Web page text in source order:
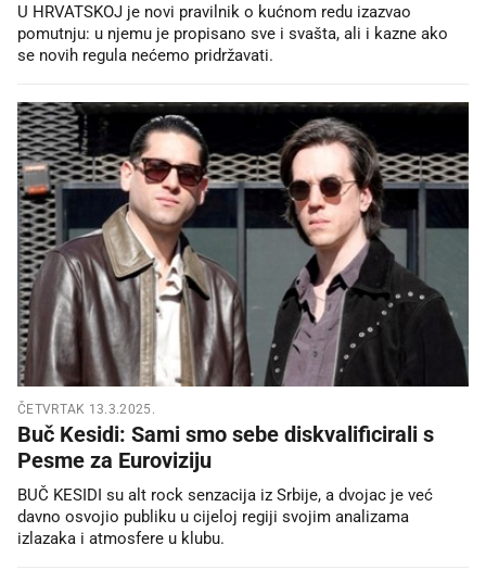
U HRVATSKOJ je novi pravilnik o kućnom redu izazvao
pomutnju: u njemu je propisano sve i svašta, ali i kazne ako
se novih regula nećemo pridržavati.
ČETVRTAK 13.3.2025.
Buč Kesidi: Sami smo sebe diskvalificirali s
Pesme za Euroviziju
BUČ KESIDI su alt rock senzacija iz Srbije, a dvojac je već
davno osvojio publiku u cijeloj regiji svojim analizama
izlazaka i atmosfere u klubu.